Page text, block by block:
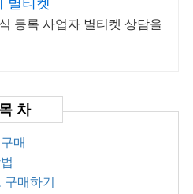
별티켓
등록 사업자 별티켓 상담을
매
매하기